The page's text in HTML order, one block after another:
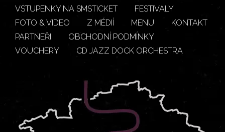
VSTUPENKY NA SMSTICKET
FESTIVALY
FOTO & VIDEO
Z MÉDIÍ MENU
KONTAKT
PARTNEŘI
OBCHODNÍ PODMÍNKY
VOUCHERY
CD JAZZ DOCK ORCHESTRA